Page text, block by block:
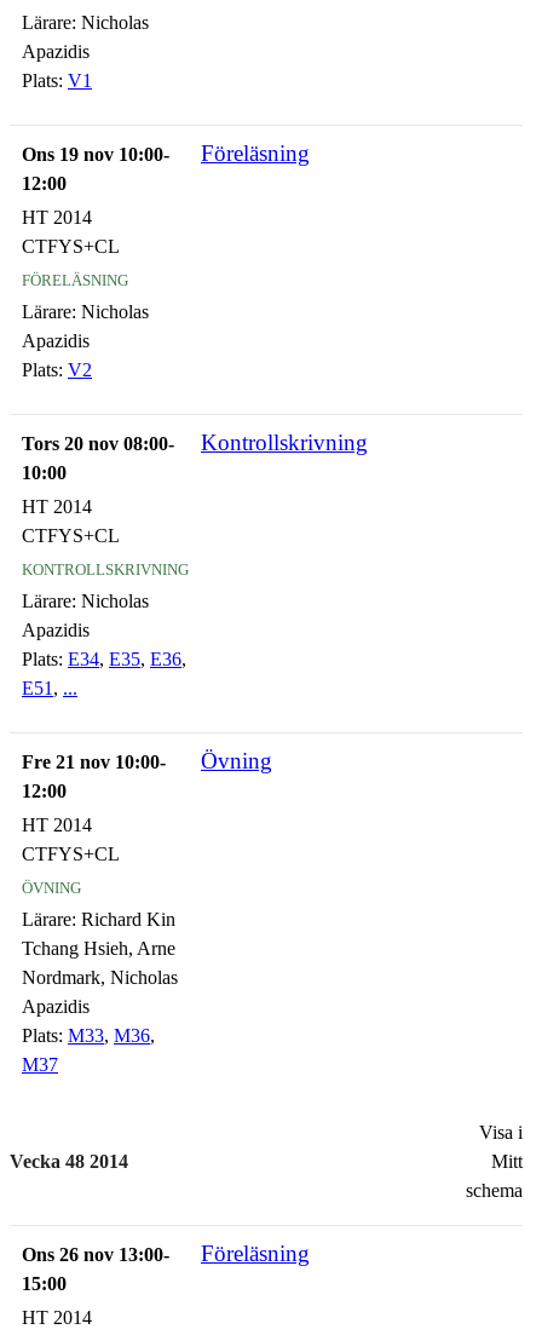
Lärare: Nicholas
Apazidis
Plats: V1
Ons 19 nov 10:00-
12:00
Föreläsning
HT 2014
CTFYS+CL
föreläsning
Lärare: Nicholas
Apazidis
Plats: V2
Tors 20 nov 08:00-
10:00
Kontrollskrivning
HT 2014
CTFYS+CL
kontrollskrivning
Lärare: Nicholas
Apazidis
Plats: E34, E35, E36,
E51 , ...
Fre 21 nov 10:00-
12:00
Övning
HT 2014
CTFYS+CL
övning
Lärare: Richard Kin
Tchang Hsieh, Arne
Nordmark, Nicholas
Apazidis
Plats: M33, M36,
M37
Vecka 48 2014
Visa i
Mitt
schema
Ons 26 nov 13:00-
15:00
Föreläsning
HT 2014